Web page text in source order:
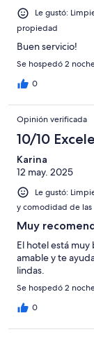
Le gustó:
propiedad
Buen servicio!
Se hospedó 2
0
Opinión verificada
10/10
Karina
12 may. 2025
Le gustó:
y comodidad de las
Muy
El hotel está
amable y te
lindas.
Se hospedó 2
0